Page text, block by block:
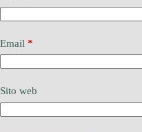
Email *
Sito web